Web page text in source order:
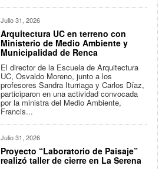
Julio 31, 2026
Arquitectura UC en terreno con
Ministerio de Medio Ambiente y
Municipalidad de Renca
El director de la Escuela de Arquitectura
UC, Osvaldo Moreno, junto a los
profesores Sandra Iturriaga y Carlos Díaz,
participaron en una actividad convocada
por la ministra del Medio Ambiente,
Francis...
Julio 31, 2026
Proyecto “Laboratorio de Paisaje”
realizó taller de cierre en La Serena